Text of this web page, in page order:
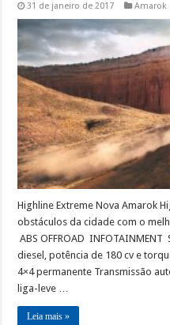
31 de janeiro de 2017 Amarok
Highline Extreme Nova Amarok
obstáculos da cidade com o
ABS OFFROAD
diesel, potência de 180 cv e
4×4 permanente Transmissão
liga-leve …
Leia mais »